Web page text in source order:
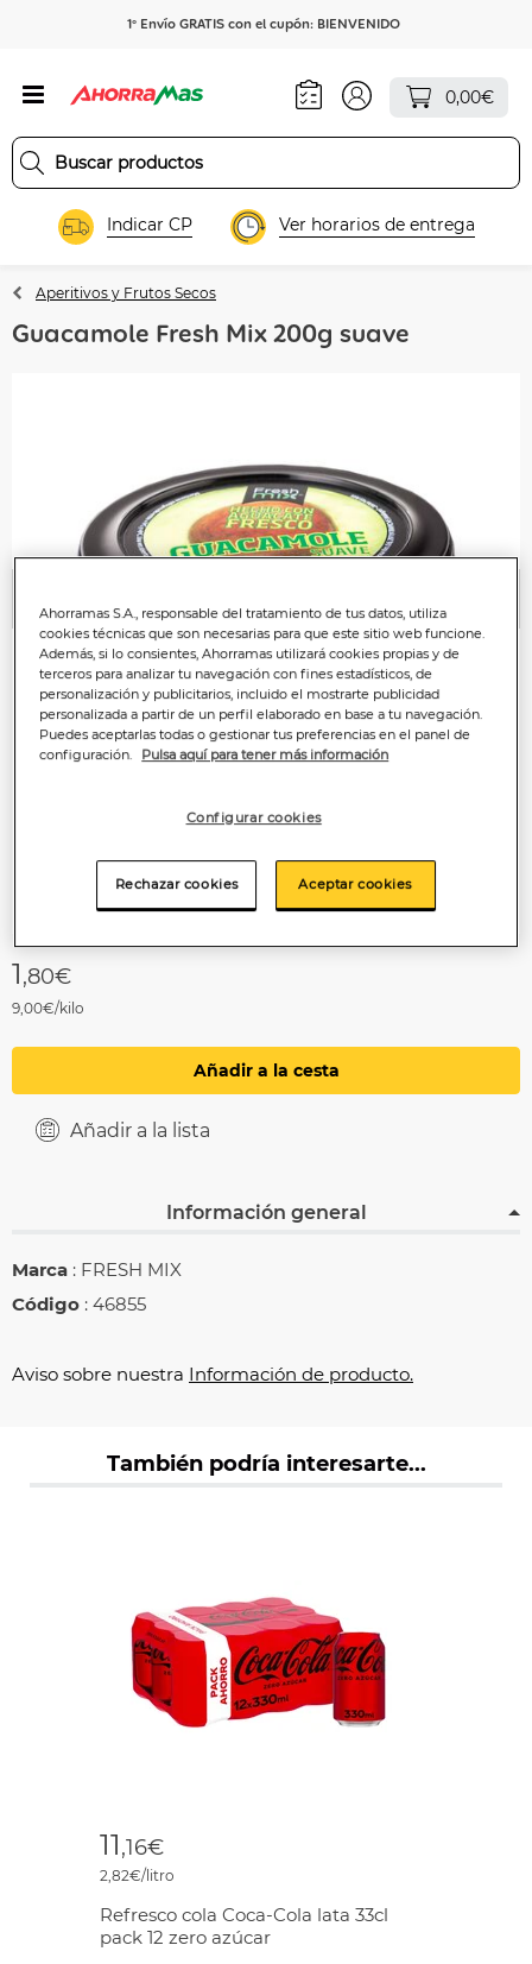
1º Envío GRATIS con el cupón: BIENVENIDO
0,00€
Indicar CP Ver horarios de entrega
Aperitivos y Frutos Secos
Guacamole Fresh Mix 200g suave
Anterior
1,80€
9,00€/kilo
Añadir a la cesta
Añadir a la lista
Información general
Marca : FRESH MIX
Código : 46855
Aviso sobre nuestra Información de producto.
También podría interesarte...
11,16€
2,82€/litro
Refresco cola Coca-Cola lata 33cl
pack 12 zero azúcar
Ahorramas S.A., responsable del tratamiento de tus datos, utiliza
cookies técnicas que son necesarias para que este sitio web funcione.
Además, si lo consientes, Ahorramas utilizará cookies propias y de
terceros para analizar tu navegación con fines estadísticos, de
personalización y publicitarios, incluido el mostrarte publicidad
personalizada a partir de un perfil elaborado en base a tu navegación.
Puedes aceptarlas todas o gestionar tus preferencias en el panel de
configuración.
Pulsa aquí para tener más información
Configurar cookies
Rechazar cookies Aceptar cookies